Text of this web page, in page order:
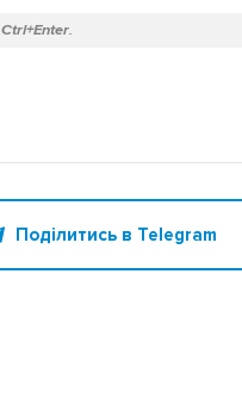
Ctrl+Enter.
Поділитись в Telegram